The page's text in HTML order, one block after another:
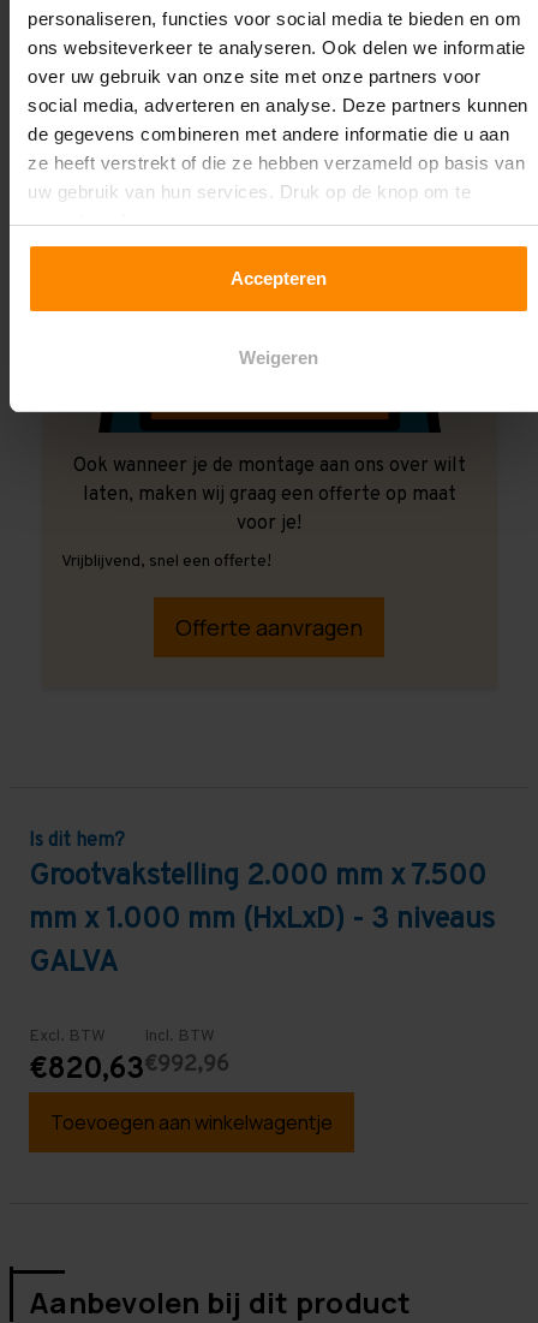
personaliseren, functies voor social media te bieden en om
ons websiteverkeer te analyseren. Ook delen we informatie
over uw gebruik van onze site met onze partners voor
social media, adverteren en analyse. Deze partners kunnen
de gegevens combineren met andere informatie die u aan
ze heeft verstrekt of die ze hebben verzameld op basis van
uw gebruik van hun services. Druk op de knop om te
accepteren!
Accepteren
Weigeren
Ook wanneer je de montage aan ons over wilt
laten, maken wij graag een offerte op maat
voor je!
Vrijblijvend, snel een offerte!
Offerte aanvragen
Is dit hem?
Grootvakstelling 2.000 mm x 7.500
mm x 1.000 mm (HxLxD) - 3 niveaus
GALVA
Excl. BTW
€820,63
Incl. BTW
€992,96
Toevoegen aan winkelwagentje
Aanbevolen bij dit product